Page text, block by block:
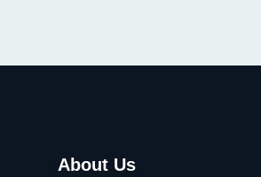
About Us